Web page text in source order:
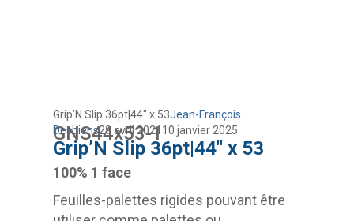
Grip’N Slip 36pt|44″ x 53Jean-François
Desbiens29 avril 2021 10 janvier 2025
Grip’N Slip 36pt|44″ x 53
GNS44x53-1
100% 1 face
Feuilles-palettes rigides pouvant être